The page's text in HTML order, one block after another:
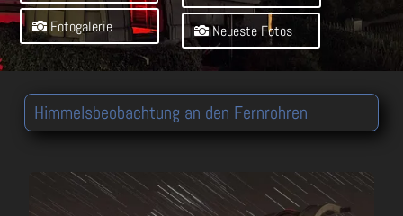
Fotogalerie Neueste Fotos
Himmelsbeobachtung an den Fernrohren